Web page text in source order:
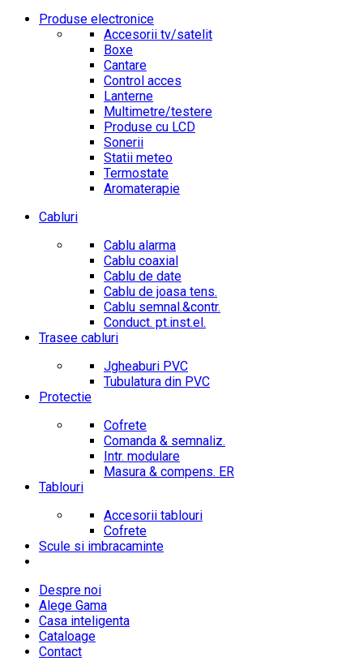
Produse electronice
Accesorii tv/satelit
Boxe
Cantare
Control acces
Lanterne
Multimetre/testere
Produse cu LCD
Sonerii
Statii meteo
Termostate
Aromaterapie
Cabluri
Cablu alarma
Cablu coaxial
Cablu de date
Cablu de joasa tens.
Cablu semnal.&contr.
Conduct. pt.inst.el.
Trasee cabluri
Jgheaburi PVC
Tubulatura din PVC
Protectie
Cofrete
Comanda & semnaliz.
Intr. modulare
Masura & compens. ER
Tablouri
Accesorii tablouri
Cofrete
Scule si imbracaminte
Despre noi
Alege Gama
Casa inteligenta
Cataloage
Contact